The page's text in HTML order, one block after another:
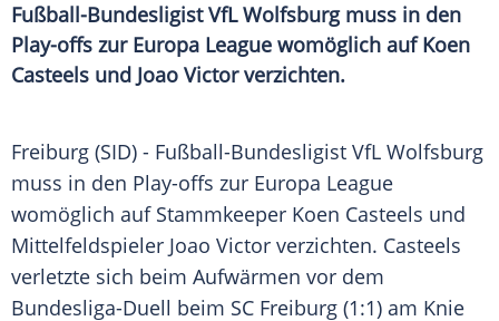
Fußball-Bundesligist VfL Wolfsburg muss in den
Play-offs zur Europa League womöglich auf Koen
Casteels und Joao Victor verzichten.
Freiburg (SID) - Fußball-Bundesligist VfL Wolfsburg
muss in den Play-offs zur Europa League
womöglich auf Stammkeeper Koen Casteels und
Mittelfeldspieler Joao Victor verzichten. Casteels
verletzte sich beim Aufwärmen vor dem
Bundesliga-Duell beim SC Freiburg (1:1) am Knie